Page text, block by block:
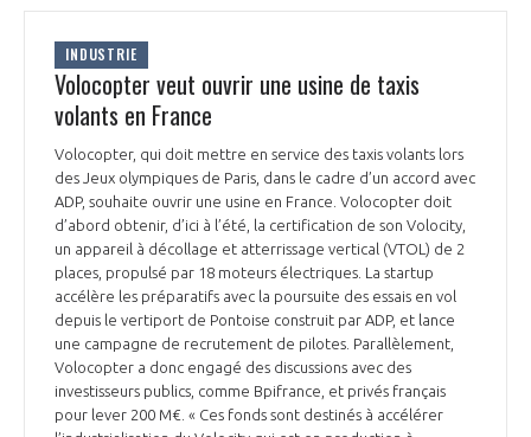
INDUSTRIE
Volocopter veut ouvrir une usine de taxis
volants en France
Volocopter, qui doit mettre en service des taxis volants lors
des Jeux olympiques de Paris, dans le cadre d’un accord avec
ADP, souhaite ouvrir une usine en France. Volocopter doit
d’abord obtenir, d’ici à l’été, la certification de son Volocity,
un appareil à décollage et atterrissage vertical (VTOL) de 2
places, propulsé par 18 moteurs électriques. La startup
accélère les préparatifs avec la poursuite des essais en vol
depuis le vertiport de Pontoise construit par ADP, et lance
une campagne de recrutement de pilotes. Parallèlement,
Volocopter a donc engagé des discussions avec des
investisseurs publics, comme Bpifrance, et privés français
pour lever 200 M€. « Ces fonds sont destinés à accélérer